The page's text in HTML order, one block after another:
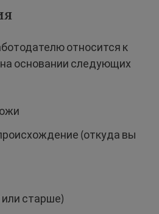
относится к
основании следующих
(откуда вы
или старше)